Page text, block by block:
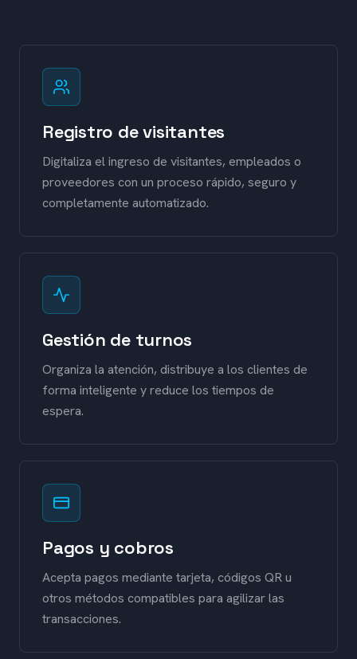
Registro de visitantes
Digitaliza el ingreso de visitantes, empleados o
proveedores con un proceso rápido, seguro y
completamente automatizado.
Gestión de turnos
Organiza la atención, distribuye a los clientes de
forma inteligente y reduce los tiempos de
espera.
Pagos y cobros
Acepta pagos mediante tarjeta, códigos QR u
otros métodos compatibles para agilizar las
transacciones.